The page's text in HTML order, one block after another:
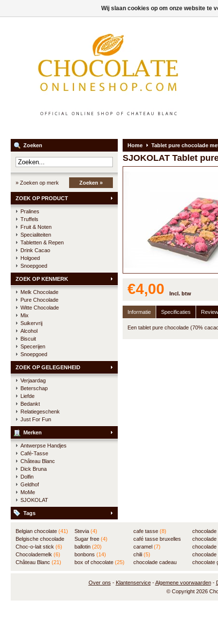
Zoeken
» Zoeken op merk Zoeken »
ZOEK OP PRODUCT
Pralines
Truffels
Fruit & Noten
Specialiteiten
Tabletten & Repen
Drink Cacao
Holgoed
Snoepgoed
ZOEK OP KENMERK
Melk Chocolade
Pure Chocolade
Witte Chocolade
Mix
Suikervrij
Alcohol
Biscuit
Specerijen
Snoepgoed
ZOEK OP GELEGENHEID
Verjaardag
Beterschap
Liefde
Bedankt
Relatiegeschenk
Just For Fun
Merken
Antwerpse Handjes
Café-Tasse
Château Blanc
Dick Bruna
Dolfin
Geldhof
MoMe
SJOKOLAT
Tags
Home Tablet pure chocolade
SJOKOLAT Tablet
€4,00 Incl. btw
Informatie Specificaties
Een tablet pure chocolade (70%
Belgian chocolate (41)
Belgische chocolade
(84)
Choc-o-lait stick (6)
Chocolademelk (6)
Château Blanc (21)
Stevia (4)
Sugar free (4)
ballotin (20)
bonbons (14)
box of chocolate (25)
cafe tasse (8)
café tasse bruxelles
(8)
caramel (7)
chili (5)
chocolade cadeau
(7)
chocolate
Over ons - Klantenservice-Algemene voorwaarden-
© Copyright 2026
Wij slaan cookies op om onze website te